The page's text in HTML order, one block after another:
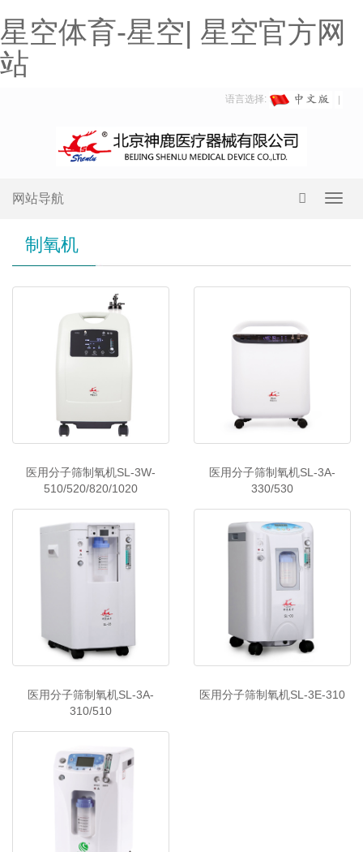
星空体育-星空| 星空官方网
站
语言选择:
网站导航
制氧机
医用分子筛制氧机SL-3W-
510/520/820/1020
医用分子筛制氧机SL-3A-
330/530
医用分子筛制氧机SL-3A-
310/510
医用分子筛制氧机SL-3E-310